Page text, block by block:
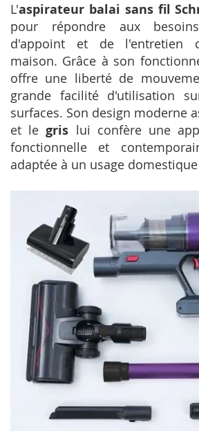
L'aspirateur balai sans fil
pour répondre aux
d'appoint et de l'entretien
maison. Grâce à son
offre une liberté de
grande facilité d'utilisation
surfaces. Son design moderne
et legris lui confère une
fonctionnelle et
adaptée à un usage